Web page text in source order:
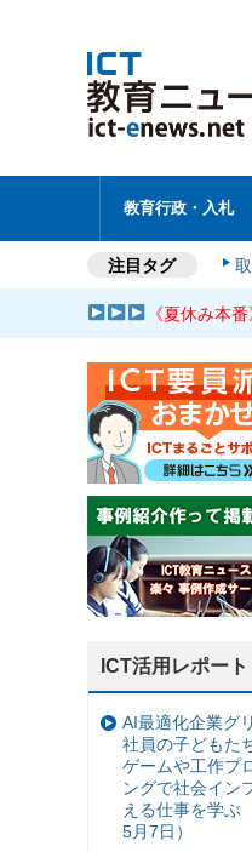
教育行政・入札
注目タグ
《夏休み本
ICT活用レポート
AI最適化企業グ
社員の子どもた
ゲームや工作プ
ングで社会イン
える仕事を学ぶ
5月7日）